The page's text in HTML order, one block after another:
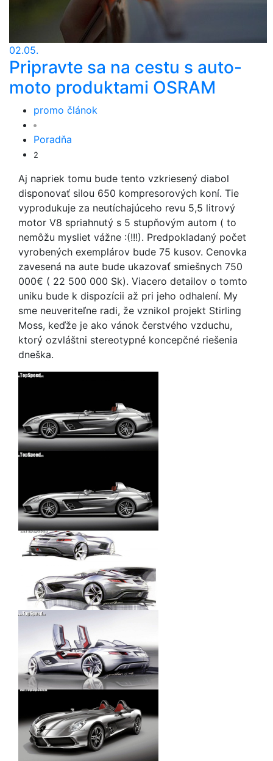
02.05.
Pripravte sa na cestu s auto-
moto produktami OSRAM
promo článok
Poradňa
2
Aj napriek tomu bude tento vzkriesený diabol
disponovať silou 650 kompresorových koní. Tie
vyprodukuje za neutíchajúceho revu 5,5 litrový
motor V8 spriahnutý s 5 stupňovým autom ( to
nemôžu mysliet vážne :(!!!). Predpokladaný počet
vyrobených exemplárov bude 75 kusov. Cenovka
zavesená na aute bude ukazovať smiešnych 750
000€ ( 22 500 000 Sk). Viacero detailov o tomto
uniku bude k dispozícii až pri jeho odhalení. My
sme neuveriteľne radi, že vznikol projekt Stirling
Moss, keďže je ako vánok čerstvého vzduchu,
ktorý ozvláštni stereotypné koncepčné riešenia
dneška.